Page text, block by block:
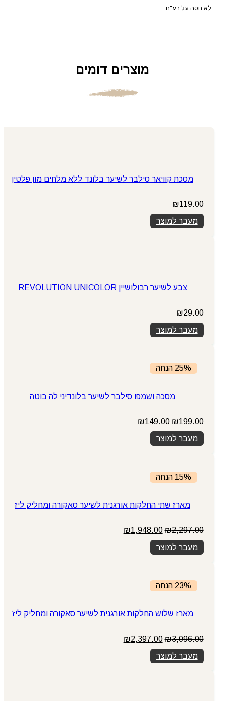
לא נוסה על בע"ח
מוצרים דומים
מסכת קוויאר סילבר לשיער בלונד ללא מלחים מון פלטין
₪119.00
מעבר למוצר
צבע לשיער רבולושיין REVOLUTION UNICOLOR
₪29.00
מעבר למוצר
25% הנחה
מסכה ושמפו סילבר לשיער בלונדיני לה בוטה
₪199.00
המחיר
המקורי
היה:
₪199.00.
₪149.00
מעבר למוצר
15% הנחה
מארז שתי החלקות אורגנית לשיער סאקורה ומחליק ליז
₪2,297.00
המחיר
המקורי
היה:
₪2,297.00.
₪1,948.00
מעבר למוצר
23% הנחה
מארז שלוש החלקות אורגנית לשיער סאקורה ומחליק ליז
₪3,096.00
המחיר
המקורי
היה:
₪3,096.00.
₪2,397.00
מעבר למוצר